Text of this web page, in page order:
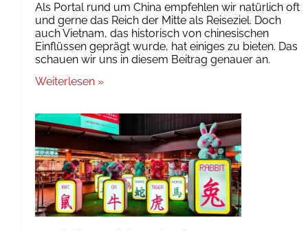
Als Portal rund um China empfehlen wir natürlich oft
und gerne das Reich der Mitte als Reiseziel. Doch
auch Vietnam, das historisch von chinesischen
Einflüssen geprägt wurde, hat einiges zu bieten. Das
schauen wir uns in diesem Beitrag genauer an.
Weiterlesen »